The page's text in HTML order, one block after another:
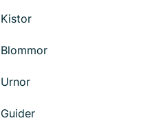
Kistor
Blommor
Urnor
Guider